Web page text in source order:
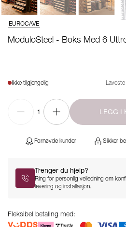
EUROCAVE
ModuloSteel - Boks Med 6
Ikke tilgjengelig
1 LEGG I
Fornøyde kunder Sikker
Trenger du hjelp?
Ring for personlig veiledning om
levering og installasjon.
Fleksibel betaling med: